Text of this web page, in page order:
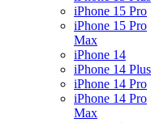
iPhone 15 Pro
iPhone 15 Pro
Max
iPhone 14
iPhone 14 Plus
iPhone 14 Pro
iPhone 14 Pro
Max